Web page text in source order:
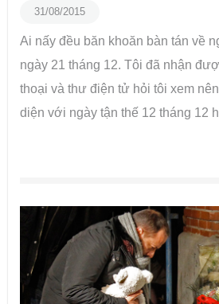
31/08/2015
Ai nấy đều băn khoăn bàn tán về
ngày 21 tháng 12. Tôi đã nhận
thoại và thư điện tử hỏi tôi xem
diện với ngày tận thế 12 tháng 12